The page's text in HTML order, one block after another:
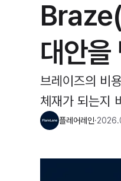
대안을
브레이즈의 비
체재가 되는지
플레어레인·